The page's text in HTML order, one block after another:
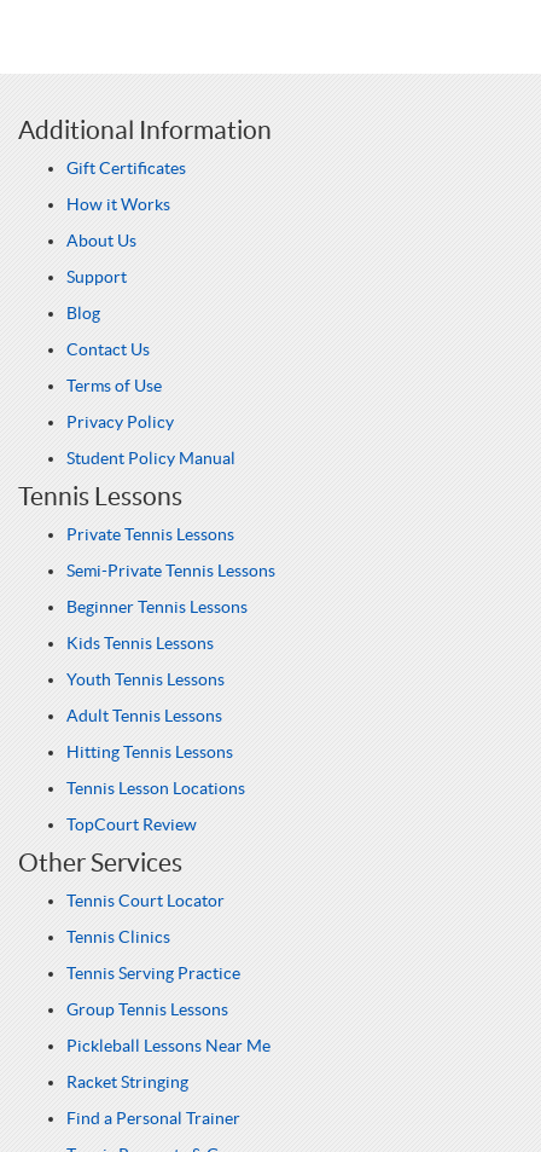
Additional Information
Gift Certificates
How it Works
About Us
Support
Blog
Contact Us
Terms of Use
Privacy Policy
Student Policy Manual
Tennis Lessons
Private Tennis Lessons
Semi-Private Tennis Lessons
Beginner Tennis Lessons
Kids Tennis Lessons
Youth Tennis Lessons
Adult Tennis Lessons
Hitting Tennis Lessons
Tennis Lesson Locations
TopCourt Review
Other Services
Tennis Court Locator
Tennis Clinics
Tennis Serving Practice
Group Tennis Lessons
Pickleball Lessons Near Me
Racket Stringing
Find a Personal Trainer